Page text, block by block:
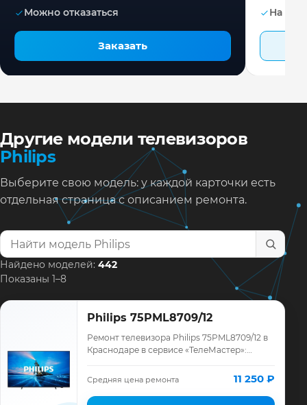
Можно отказаться
Заказать
На
Другие модели телевизоров
Philips
Выберите свою модель: у каждой карточки есть
отдельная страница с описанием ремонта.
Найти модель телевизора
Найдено моделей: 442
Показаны 1–8
Philips 75PML8709/12
Ремонт телевизора Philips 75PML8709/12 в
Краснодаре в сервисе «ТелеМастер»:
ремонта, запчасти и гарантия до 12
месяце…
Средняя цена ремонта 11 250 ₽